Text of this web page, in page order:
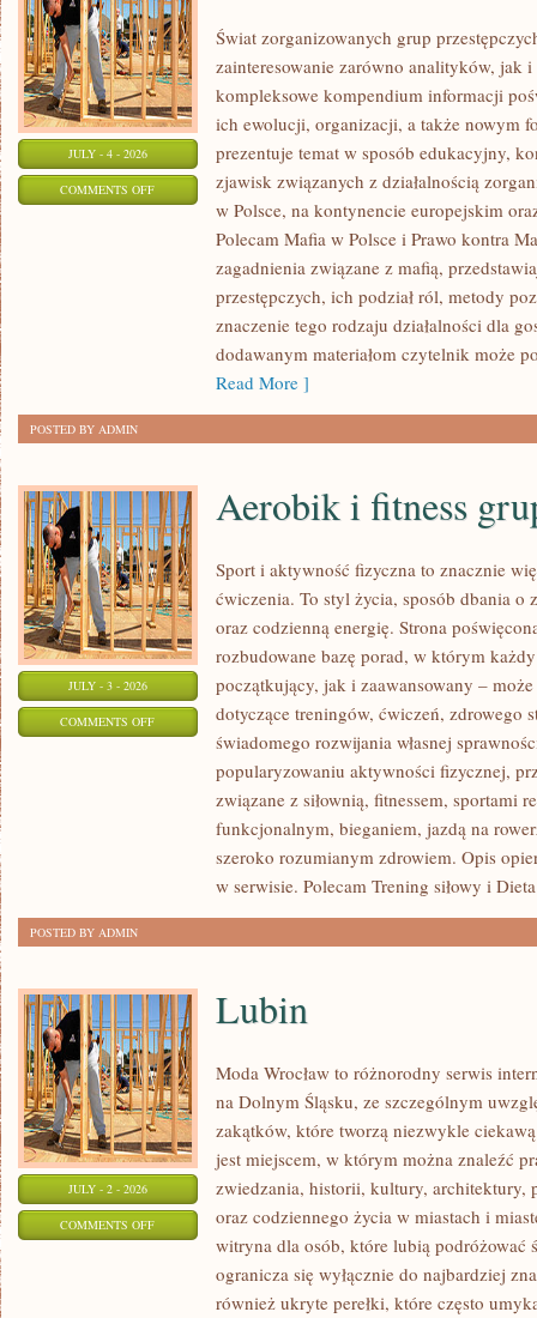
JULY - 4 - 2026
COMMENTS OFFON
Świat zorganizowanych grup
zainteresowanie zarówno analityków, jak
kompleksowe kompendium informacji
ich ewolucji, organizacji, a także nowym
prezentuje temat w sposób edukacyjny,
zjawisk związanych z działalnością
w Polsce, na kontynencie europejskim
Polecam Mafia w Polsce i Prawo kontra
zagadnienia związane z mafią,
przestępczych, ich podział ról, metody
znaczenie tego rodzaju działalności dla
dodawanym materiałom czytelnik może
Read More ]
POSTED BY ADMIN
JULY - 3 - 2026
COMMENTS OFFON
Aerobik i fitness
Sport i aktywność fizyczna to znacznie
ćwiczenia. To styl życia, sposób dbania o
oraz codzienną energię. Strona
rozbudowane bazę porad, w którym
początkujący, jak i zaawansowany –
dotyczące treningów, ćwiczeń, zdrowego
świadomego rozwijania własnej
popularyzowaniu aktywności fizycznej,
związane z siłownią, fitnessem, sportami
funkcjonalnym, bieganiem, jazdą na
szeroko rozumianym zdrowiem. Opis
w serwisie. Polecam Trening siłowy i
POSTED BY ADMIN
JULY - 2 - 2026
COMMENTS OFFON
Lubin
Moda Wrocław to różnorodny serwis
na Dolnym Śląsku, ze szczególnym
zakątków, które tworzą niezwykle
jest miejscem, w którym można znaleźć
zwiedzania, historii, kultury, architektury,
oraz codziennego życia w miastach i
witryna dla osób, które lubią podróżować
ogranicza się wyłącznie do najbardziej
również ukryte perełki, które często